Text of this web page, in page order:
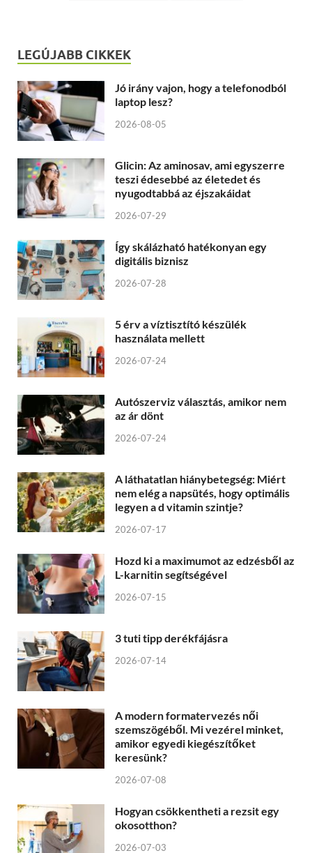
LEGÚJABB CIKKEK
Jó irány vajon, hogy a telefonodból
laptop lesz?
2026-08-05
Glicin: Az aminosav, ami egyszerre
teszi édesebbé az életedet és
nyugodtabbá az éjszakáidat
2026-07-29
Így skálázható hatékonyan egy
digitális biznisz
2026-07-28
5 érv a víztisztító készülék
használata mellett
2026-07-24
Autószerviz választás, amikor nem
az ár dönt
2026-07-24
A láthatatlan hiánybetegség: Miért
nem elég a napsütés, hogy optimális
legyen a d vitamin szintje?
2026-07-17
Hozd ki a maximumot az edzésből az
L-karnitin segítségével
2026-07-15
3 tuti tipp derékfájásra
2026-07-14
A modern formatervezés női
szemszögéből. Mi vezérel minket,
amikor egyedi kiegészítőket
keresünk?
2026-07-08
Hogyan csökkentheti a rezsit egy
okosotthon?
2026-07-03